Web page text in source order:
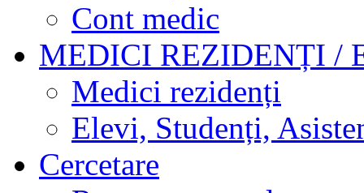
Cont medic
MEDICI REZIDENȚI /
Medici rezidenți
Elevi, Studenți,
Cercetare